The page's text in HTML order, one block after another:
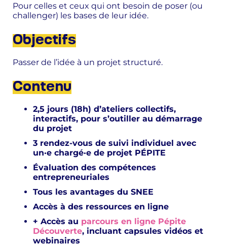
Pour celles et ceux qui ont besoin de poser (ou
challenger) les bases de leur idée.
Objectifs
Passer de l’idée à un projet structuré.
Contenu
2,5 jours (18h) d’ateliers collectifs,
interactifs, pour s’outiller au démarrage
du projet
3 rendez-vous de suivi individuel avec
un·e chargé·e de projet PÉPITE
Évaluation des compétences
entrepreneuriales
Tous les avantages du SNEE
Accès à des ressources en ligne
+ Accès au parcours en ligne Pépite
Découverte, incluant capsules vidéos et
webinaires